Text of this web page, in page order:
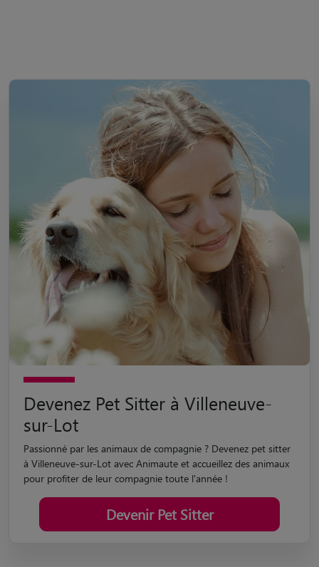
Devenez Pet Sitter à Villeneuve-
sur-Lot
Passionné par les animaux de compagnie ? Devenez pet sitter
à Villeneuve-sur-Lot avec Animaute et accueillez des animaux
pour profiter de leur compagnie toute l'année !
Devenir Pet Sitter